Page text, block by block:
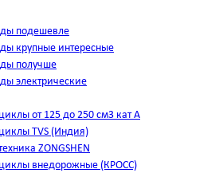
подешевле
крупные интересные
получше
электрические
от 125 до 250 см3 кат А
TVS (Индия)
ZONGSHEN
внедорожные (КРОСС)